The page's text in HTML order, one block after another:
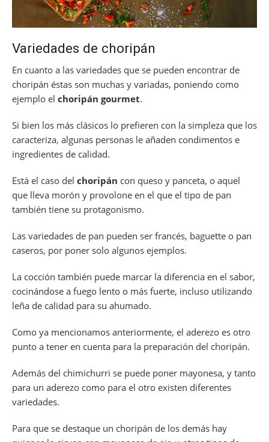
Variedades de choripán
En cuanto a las variedades que se pueden encontrar de
choripán éstas son muchas y variadas, poniendo como
ejemplo el choripán gourmet.
Si bien los más clásicos lo prefieren con la simpleza que los
caracteriza, algunas personas le añaden condimentos e
ingredientes de calidad.
Está el caso del choripán con queso y panceta, o aquel
que lleva morón y provolone en el que el tipo de pan
también tiene su protagonismo.
Las variedades de pan pueden ser francés, baguette o pan
caseros, por poner solo algunos ejemplos.
La cocción también puede marcar la diferencia en el sabor,
cocinándose a fuego lento o más fuerte, incluso utilizando
leña de calidad para su ahumado.
Como ya mencionamos anteriormente, el aderezo es otro
punto a tener en cuenta para la preparación del choripán.
Además del chimichurri se puede poner mayonesa, y tanto
para un aderezo como para el otro existen diferentes
variedades.
Para que se destaque un choripán de los demás hay